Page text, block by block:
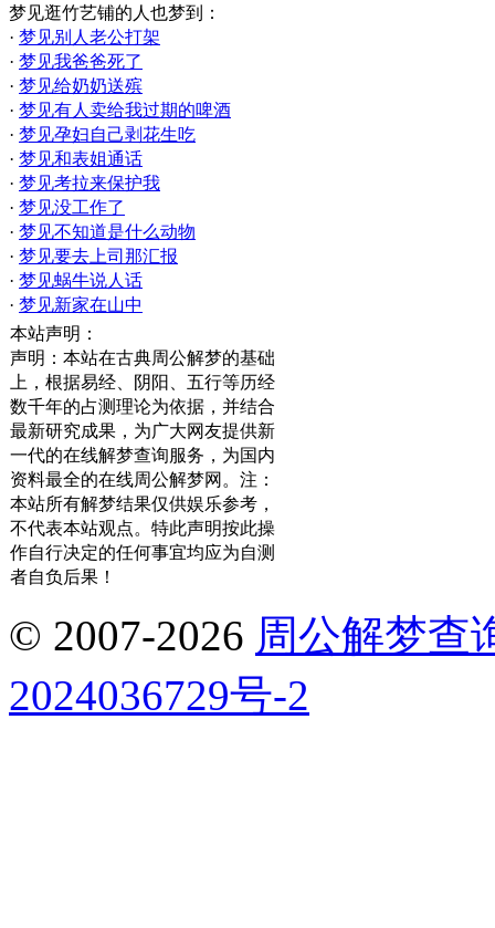
梦见逛竹艺铺的人也梦到：
· 梦见别人老公打架
· 梦见我爸爸死了
· 梦见给奶奶送殡
· 梦见有人卖给我过期的啤酒
· 梦见孕妇自己剥花生吃
· 梦见和表姐通话
· 梦见考拉来保护我
· 梦见没工作了
· 梦见不知道是什么动物
· 梦见要去上司那汇报
· 梦见蜗牛说人话
· 梦见新家在山中
本站声明：
声明：本站在古典周公解梦的基础
上，根据易经、阴阳、五行等历经
数千年的占测理论为依据，并结合
最新研究成果，为广大网友提供新
一代的在线解梦查询服务，为国内
资料最全的在线周公解梦网。注：
本站所有解梦结果仅供娱乐参考，
不代表本站观点。特此声明按此操
作自行决定的任何事宜均应为自测
者自负后果！
© 2007-2026 周公解梦查
2024036729号-2